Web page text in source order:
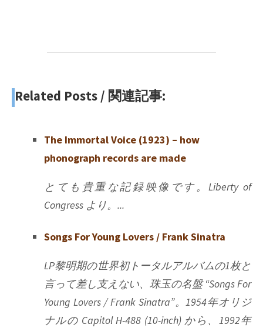
Related Posts / 関連記事:
The Immortal Voice (1923) – how
phonograph records are made
とても貴重な記録映像です。Liberty of
Congress より。...
Songs For Young Lovers / Frank Sinatra
LP黎明期の世界初トータルアルバムの1枚と
言って差し支えない、珠玉の名盤 “Songs For
Young Lovers / Frank Sinatra”。1954年オリジ
ナルの Capitol H-488 (10-inch) から、1992年